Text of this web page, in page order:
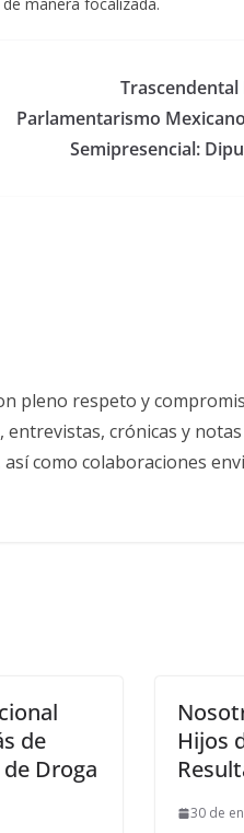
Parlamentarismo
Semipresencial:
pleno respeto y
crónicas y
como colaboraciones
de
Droga
Hijos
30 de